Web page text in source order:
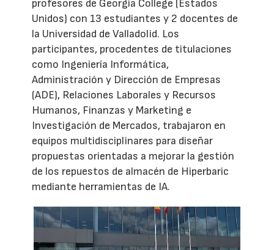
profesores de Georgia College (Estados
Unidos) con 13 estudiantes y 2 docentes de
la Universidad de Valladolid. Los
participantes, procedentes de titulaciones
como Ingeniería Informática,
Administración y Dirección de Empresas
(ADE), Relaciones Laborales y Recursos
Humanos, Finanzas y Marketing e
Investigación de Mercados, trabajaron en
equipos multidisciplinares para diseñar
propuestas orientadas a mejorar la gestión
de los repuestos de almacén de Hiperbaric
mediante herramientas de IA.